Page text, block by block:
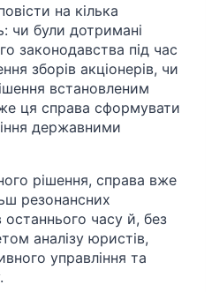
на кілька
чи були дотримані
законодавства під час
зборів акціонерів, чи
встановленим
ця справа сформувати
державними
рішення, справа вже
резонансних
часу й, без
аналізу юристів,
управління та